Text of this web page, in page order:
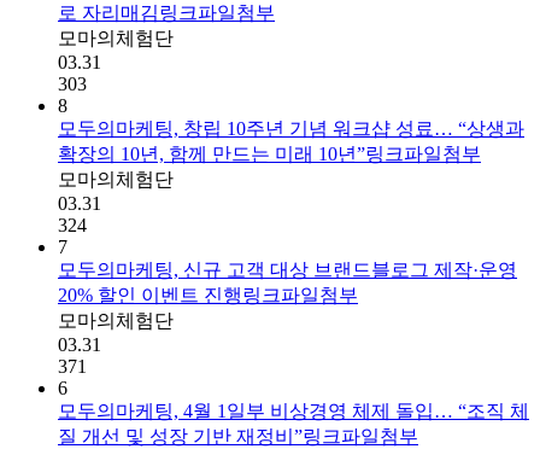
로 자리매김링크파일첨부
모마의체험단
03.31
303
8
모두의마케팅, 창립 10주년 기념 워크샵 성료… “상생과
확장의 10년, 함께 만드는 미래 10년”링크파일첨부
모마의체험단
03.31
324
7
모두의마케팅, 신규 고객 대상 브랜드블로그 제작·운영
20% 할인 이벤트 진행링크파일첨부
모마의체험단
03.31
371
6
모두의마케팅, 4월 1일부 비상경영 체제 돌입… “조직 체
질 개선 및 성장 기반 재정비”링크파일첨부